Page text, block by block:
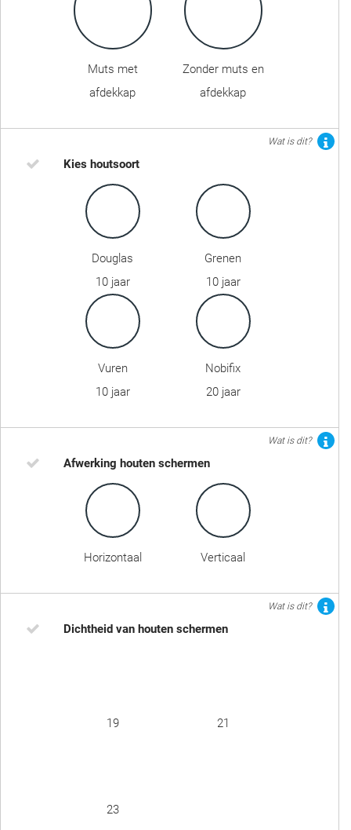
Muts met
afdekkap
Zonder muts en
afdekkap
Wat is dit?
Kies houtsoort
Douglas
10 jaar
Grenen
10 jaar
Vuren
10 jaar
Nobifix
20 jaar
Wat is dit?
Afwerking houten schermen
Horizontaal Verticaal
Wat is dit?
Dichtheid van houten schermen
19 21
23